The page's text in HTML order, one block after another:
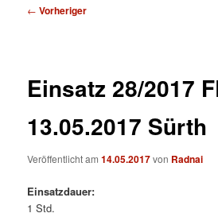
Beitragsnavigation
← Vorheriger
Einsatz 28/2017
13.05.2017 Sürth
Veröffentlicht am14.05.2017von Radnai
Einsatzdauer:
1 Std.